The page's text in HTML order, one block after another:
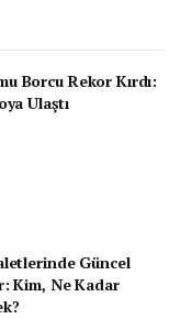
Borcu Rekor Kırdı:
Ulaştı
Güncel
Kim, Ne Kadar